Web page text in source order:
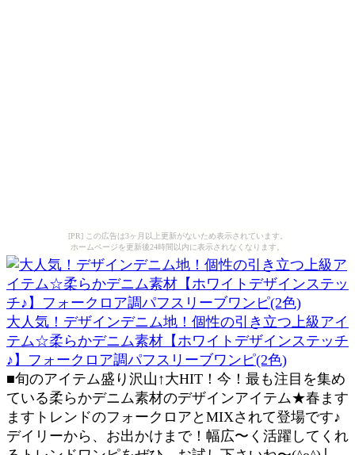
[PR] この広告は3ヶ月以上更新がないため表示されています。
ホームページを更新後24時間以内に表示されなくなります。
大人気！デザインデニム地！個性の引き立つ上級アイ
テム☆柔らかデニム素材【ホワイトデザインステッチ
♪】フォークロア調パフスリーブワンピ(2色)
■旬のアイテム盛り沢山↑大HIT！今！最も注目を集め
ている柔らかデニム素材のデザインアイテム★春ます
ますトレンドのフォークロアとMIXされて登場です♪
デイリーから、お出かけまで！幅広〜く活躍してくれ